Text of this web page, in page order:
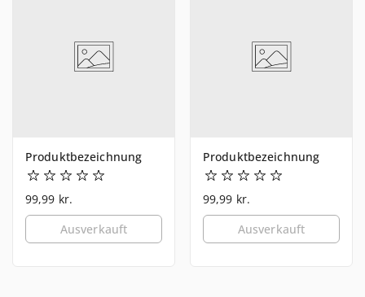
Produktbezeichnung
99,99 kr.
Ausverkauft
Produktbezeichnung
99,99 kr.
Ausverkauft